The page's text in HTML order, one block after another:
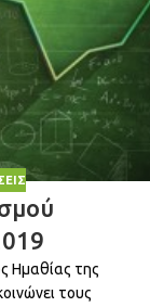
Ημαθίας της
τους